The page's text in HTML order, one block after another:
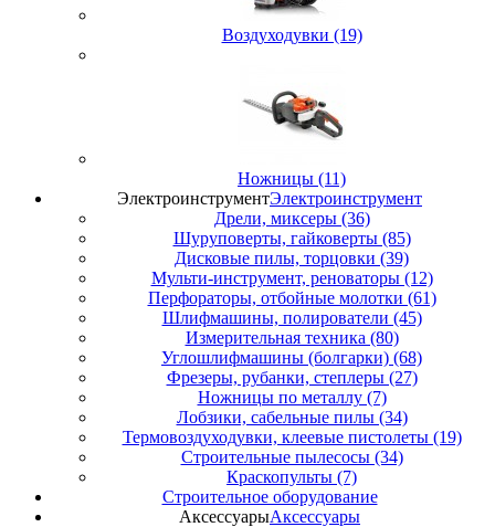
Воздуходувки (19)
Ножницы (11)
ЭлектроинструментЭлектроинструмент
Дрели, миксеры (36)
Шуруповерты, гайковерты (85)
Дисковые пилы, торцовки (39)
Мульти-инструмент, реноваторы (12)
Перфораторы, отбойные молотки (61)
Шлифмашины, полирователи (45)
Измерительная техника (80)
Углошлифмашины (болгарки) (68)
Фрезеры, рубанки, степлеры (27)
Ножницы по металлу (7)
Лобзики, сабельные пилы (34)
Термовоздуходувки, клеевые пистолеты (19)
Строительные пылесосы (34)
Краскопульты (7)
Строительное оборудование
АксессуарыАксессуары